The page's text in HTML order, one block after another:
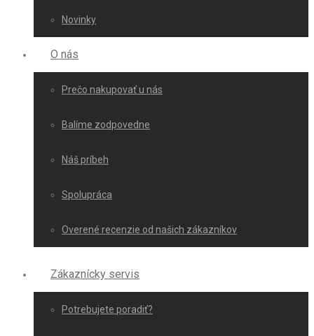
Novinky
O nás
Prečo nakupovať u nás
Balíme zodpovedne
Náš príbeh
Spolupráca
Overené recenzie od našich zákazníkov
Zákaznícky servis
Potrebujete poradiť?